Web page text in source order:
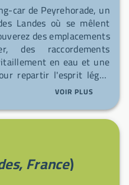
car de Peyrehorade, un
Landes où se mêlent
des emplacements
des raccordements
en eau et une
repartir l'esprit léger.
ou un séjour
VOIR PLUS
France)